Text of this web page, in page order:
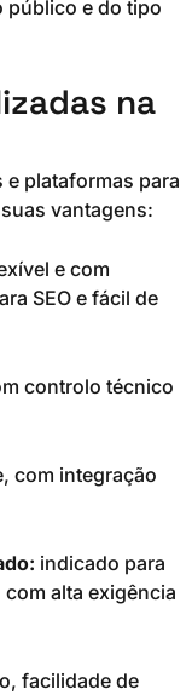
público e do tipo
na
e plataformas para
vantagens:
e com
SEO e fácil de
controlo técnico
com integração
indicado para
alta exigência
facilidade de